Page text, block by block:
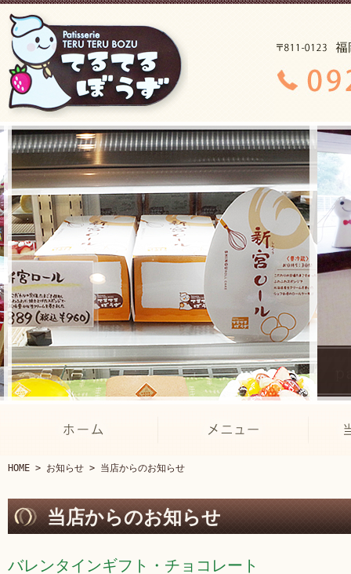
HOME > お知らせ > 当店からのお知らせ
当店からのお知らせ
バレンタインギフト・チョコレート